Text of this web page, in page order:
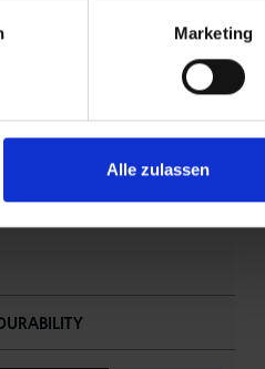
Marketing
Alle zulassen